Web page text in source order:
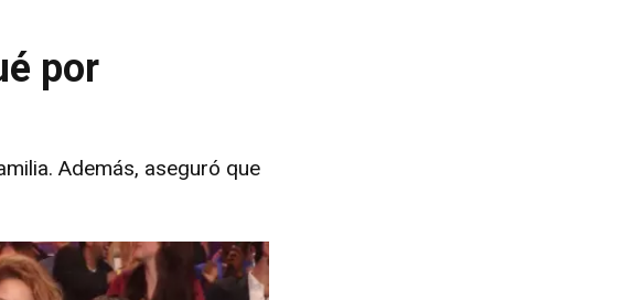
por
Además, aseguró que